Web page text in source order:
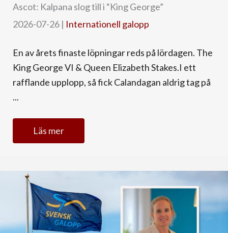
Ascot: Kalpana slog till i “King George”
2026-07-26 | Internationell galopp
En av årets finaste löpningar reds på lördagen. The
King George VI & Queen Elizabeth Stakes.I ett
rafflande upplopp, så fick Calandagan aldrig tag på
...
Läs mer